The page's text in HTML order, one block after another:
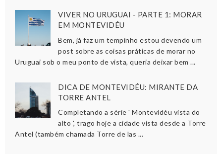
VIVER NO URUGUAI - PARTE 1: MORAR
EM MONTEVIDÉU
Bem, já faz um tempinho estou devendo um
post sobre as coisas práticas de morar no
Uruguai sob o meu ponto de vista, queria deixar bem ...
DICA DE MONTEVIDÉU: MIRANTE DA
TORRE ANTEL
Completando a série ' Montevidéu vista do
alto ', trago hoje a cidade vista desde a Torre
Antel (também chamada Torre de las ...